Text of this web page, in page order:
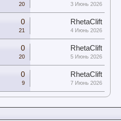
20 3 Июнь 2026
0
21
RhetaClift
4 Июнь 2026
0
20
RhetaClift
5 Июнь 2026
0
9
RhetaClift
7 Июнь 2026